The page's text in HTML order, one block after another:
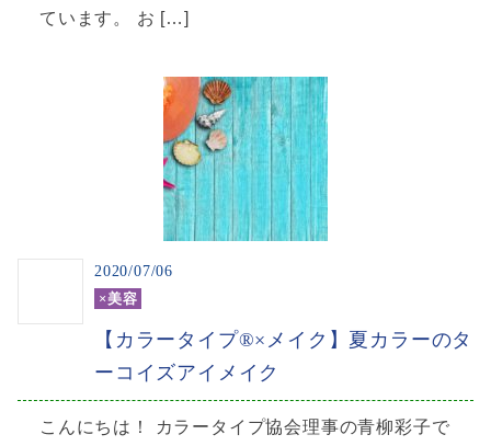
ています。 お […]
2020/07/06
×美容
【カラータイプ®️×メイク】夏カラーのタ
ーコイズアイメイク
こんにちは！ カラータイプ協会理事の青柳彩子で